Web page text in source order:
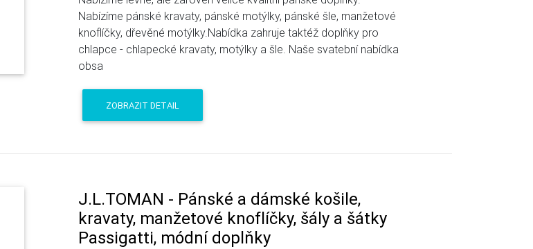
Nabízíme pánské kravaty, pánské motýlky, pánské šle, manžetové
knoflíčky, dřevěné motýlky.Nabídka zahruje taktéž doplňky pro
chlapce - chlapecké kravaty, motýlky a šle. Naše svatební nabídka
obsa
ZOBRAZIT DETAIL
J.L.TOMAN - Pánské a dámské košile,
kravaty, manžetové knoflíčky, šály a šátky
Passigatti, módní doplňky